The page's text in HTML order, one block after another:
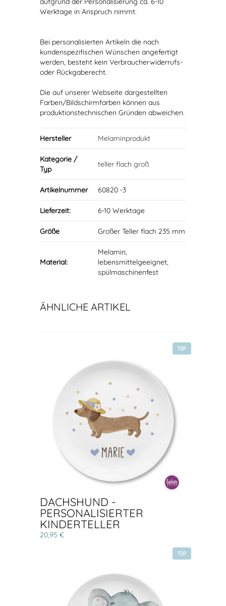
Werktage in Anspruch nimmt.
Bei personalisierten Artikeln die nach
kundenspezifischen Wünschen angefertigt
werden, besteht kein Verbraucherwiderrufs-
oder Rückgaberecht.
Die auf unserer Webseite dargestellten
Farben/Bildschirmfarben können aus
produktionstechnischen Gründen abweichen.
Hersteller Melaminprodukt
Kategorie /
Typ
teller flach groß
Artikelnummer 60820 -3
Lieferzeit: 6-10 Werktage
Größe Großer Teller flach 235 mm
Material:
Melamin,
lebensmittelgeeignet,
spülmaschinenfest
ÄHNLICHE ARTIKEL
TOP
DACHSHUND -
PERSONALISIERTER
KINDERTELLER
20,95 €
TOP